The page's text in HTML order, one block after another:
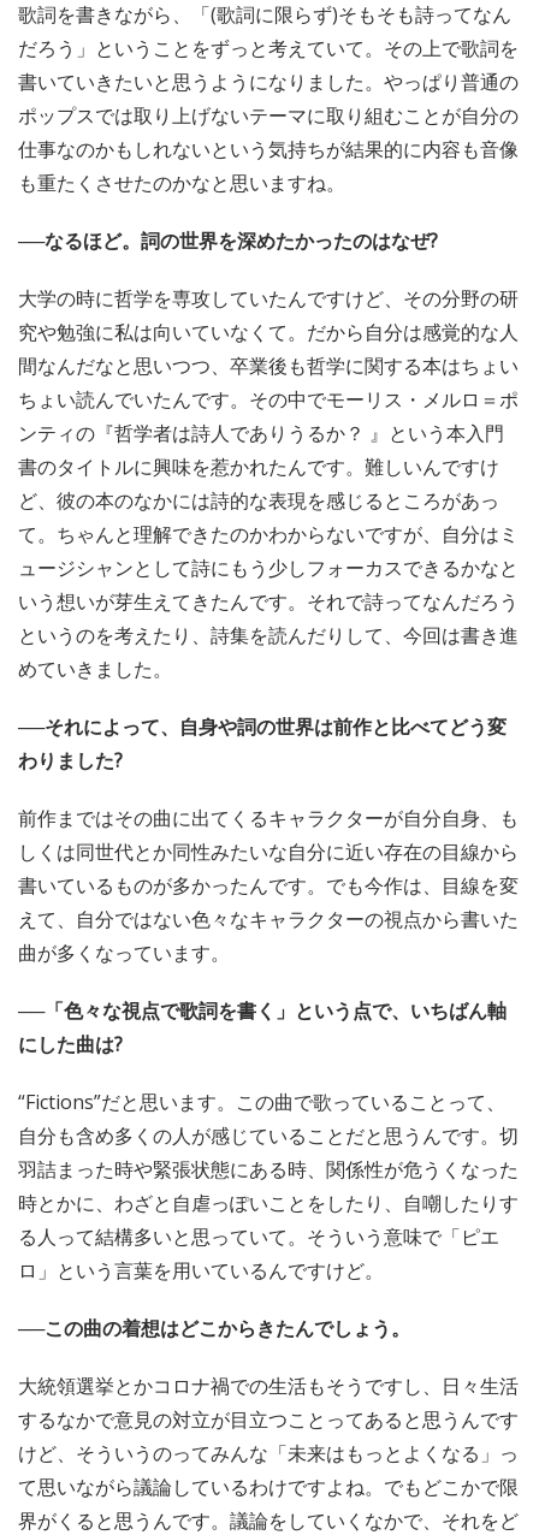
歌詞を書きながら、「(歌詞に限らず)そもそも詩ってなん
だろう」ということをずっと考えていて。その上で歌詞を
書いていきたいと思うようになりました。やっぱり普通の
ポップスでは取り上げないテーマに取り組むことが自分の
仕事なのかもしれないという気持ちが結果的に内容も音像
も重たくさせたのかなと思いますね。
──なるほど。詞の世界を深めたかったのはなぜ?
大学の時に哲学を専攻していたんですけど、その分野の研
究や勉強に私は向いていなくて。だから自分は感覚的な人
間なんだなと思いつつ、卒業後も哲学に関する本はちょい
ちょい読んでいたんです。その中でモーリス・メルロ＝ポ
ンティの『哲学者は詩人でありうるか？ 』という本入門
書のタイトルに興味を惹かれたんです。難しいんですけ
ど、彼の本のなかには詩的な表現を感じるところがあっ
て。ちゃんと理解できたのかわからないですが、自分はミ
ュージシャンとして詩にもう少しフォーカスできるかなと
いう想いが芽生えてきたんです。それで詩ってなんだろう
というのを考えたり、詩集を読んだりして、今回は書き進
めていきました。
──それによって、自身や詞の世界は前作と比べてどう変
わりました?
前作まではその曲に出てくるキャラクターが自分自身、も
しくは同世代とか同性みたいな自分に近い存在の目線から
書いているものが多かったんです。でも今作は、目線を変
えて、自分ではない色々なキャラクターの視点から書いた
曲が多くなっています。
──「色々な視点で歌詞を書く」という点で、いちばん軸
にした曲は?
“Fictions”だと思います。この曲で歌っていることって、
自分も含め多くの人が感じていることだと思うんです。切
羽詰まった時や緊張状態にある時、関係性が危うくなった
時とかに、わざと自虐っぽいことをしたり、自嘲したりす
る人って結構多いと思っていて。そういう意味で「ピエ
ロ」という言葉を用いているんですけど。
──この曲の着想はどこからきたんでしょう。
大統領選挙とかコロナ禍での生活もそうですし、日々生活
するなかで意見の対立が目立つことってあると思うんです
けど、そういうのってみんな「未来はもっとよくなる」っ
て思いながら議論しているわけですよね。でもどこかで限
界がくると思うんです。議論をしていくなかで、それをど